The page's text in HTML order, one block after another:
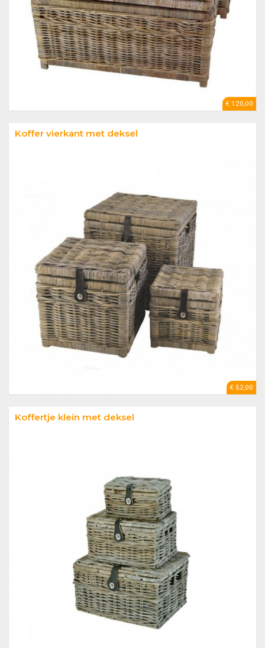
€ 120,00
Koffer vierkant met deksel
€ 52,00
Koffertje klein met deksel